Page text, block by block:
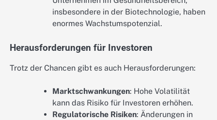
insbesondere in der Biotechnologie, haben
enormes Wachstumspotenzial.
Herausforderungen für Investoren
Trotz der Chancen gibt es auch Herausforderungen:
Marktschwankungen: Hohe Volatilität
kann das Risiko für Investoren erhöhen.
Regulatorische Risiken: Änderungen in